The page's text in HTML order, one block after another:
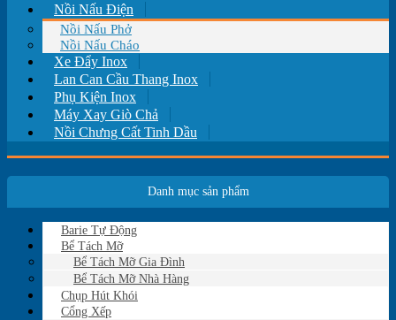
Nồi Nấu Điện
Nồi Nấu Phở
Nồi Nấu Cháo
Xe Đẩy Inox
Lan Can Cầu Thang Inox
Phụ Kiện Inox
Máy Xay Giò Chả
Nồi Chưng Cất Tinh Dầu
Danh mục sản phẩm
Barie Tự Động
Bể Tách Mỡ
Bể Tách Mỡ Gia Đình
Bể Tách Mỡ Nhà Hàng
Chụp Hút Khói
Cổng Xếp